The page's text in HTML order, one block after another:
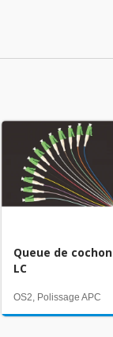
Queue de cochon
LC
OS2, Polissage APC